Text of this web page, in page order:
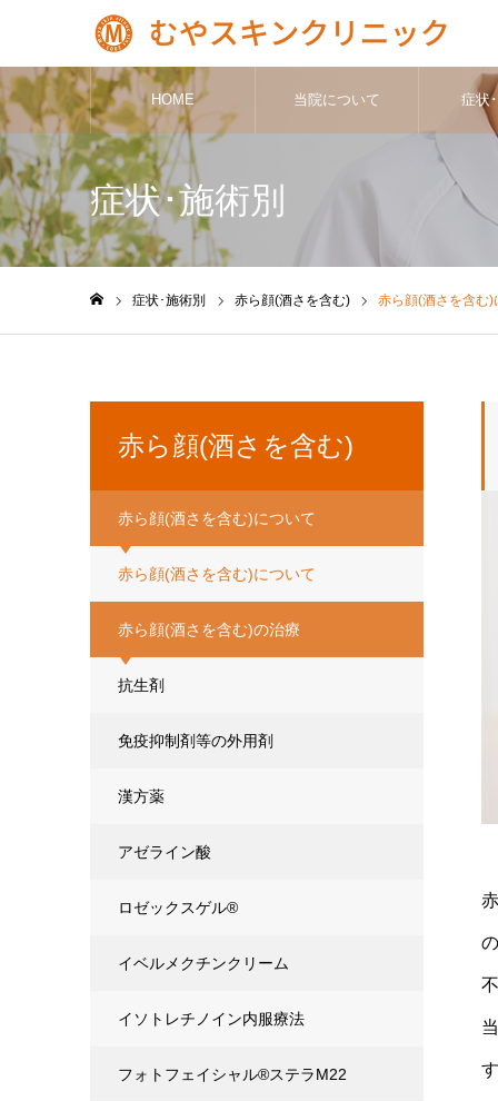
HOME 当院について 症状
症状･施術別
症状･施術別 赤ら顔(酒さを含む) 赤ら顔(酒さを含む)
赤ら顔(酒さを含む)
赤ら顔(酒さを含む)について
赤ら顔(酒さを含む)について
赤ら顔(酒さを含む)の治療
抗生剤
免疫抑制剤等の外用剤
漢方薬
アゼライン酸
ロゼックスゲル®
イベルメクチンクリーム
イソトレチノイン内服療法
フォトフェイシャル®ステラM22